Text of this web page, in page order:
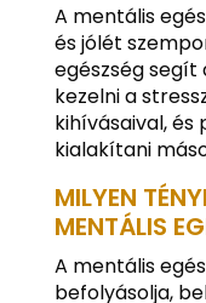
A mentális
és jólét
egészség segít
kezelni a
kihívásaival,
kialakítani
MILYEN
MENTÁLIS
A mentális
befolyásolja,